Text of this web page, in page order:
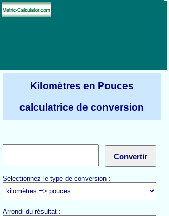
Kilomètres en Pouces
calculatrice de conversion
Sélectionnez le type de conversion :
Arrondi du résultat :